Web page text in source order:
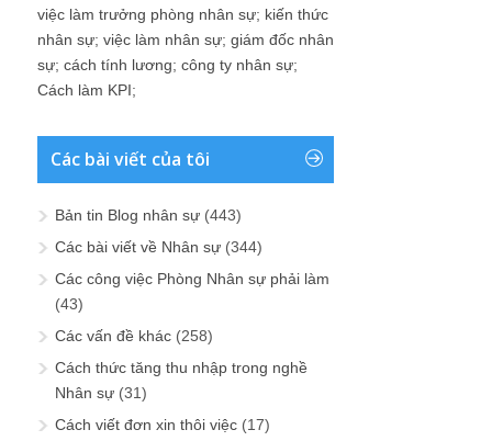
việc làm trưởng phòng nhân sự; kiến thức
nhân sự; việc làm nhân sự; giám đốc nhân
sự; cách tính lương; công ty nhân sự;
Cách làm KPI;
Các bài viết của tôi
Bản tin Blog nhân sự (443)
Các bài viết về Nhân sự (344)
Các công việc Phòng Nhân sự phải làm
(43)
Các vấn đề khác (258)
Cách thức tăng thu nhập trong nghề
Nhân sự (31)
Cách viết đơn xin thôi việc (17)